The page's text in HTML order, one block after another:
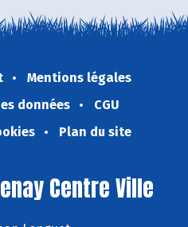
Mentions légales
données
CGU
Plan du site
Centre Ville